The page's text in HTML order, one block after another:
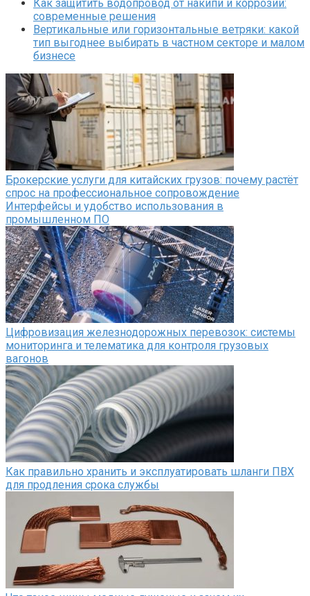
Как защитить водопровод от накипи и коррозии:
современные решения
Вертикальные или горизонтальные ветряки: какой
тип выгоднее выбирать в частном секторе и малом
бизнесе
Брокерские услуги для китайских грузов: почему растёт
спрос на профессиональное сопровождение
Интерфейсы и удобство использования в
промышленном ПО
Цифровизация железнодорожных перевозок: системы
мониторинга и телематика для контроля грузовых
вагонов
Как правильно хранить и эксплуатировать шланги ПВХ
для продления срока службы